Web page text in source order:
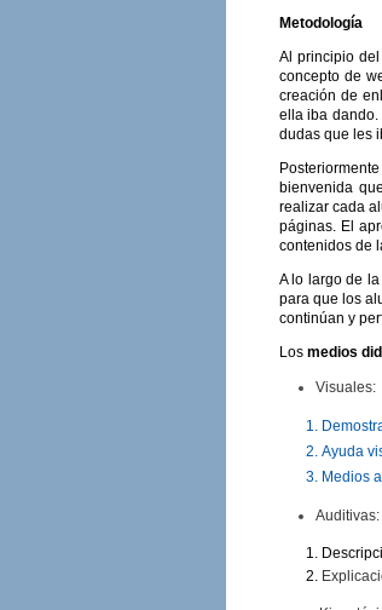
Metodología
Al principio
concepto de
creación de
ella iba
dudas que les
bienvenida
realizar cada
páginas. El
contenidos de
A lo largo de
para que los
continúan y
Los medios
Visuales:
Ayuda
Medios
Auditivas: